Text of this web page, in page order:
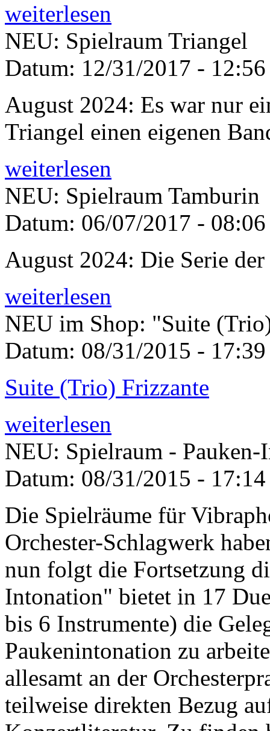
weiterlesen
NEU: Spielraum Triangel
Datum: 12/31/2017 - 12:56
August 2024: Es war nur
Triangel einen eigenen
weiterlesen
NEU: Spielraum Tamburin
Datum: 06/07/2017 - 08:06
August 2024: Die Serie
weiterlesen
NEU im Shop: "Suite
Datum: 08/31/2015 - 17:39
Suite (Trio) Frizzante
weiterlesen
NEU: Spielraum - Pauken-
Datum: 08/31/2015 - 17:14
Die Spielräume für
Orchester-Schlagwerk
nun folgt die Fortsetzung
Intonation" bietet in 17
bis 6 Instrumente) die
Paukenintonation zu
allesamt an der
teilweise direkten Bezug